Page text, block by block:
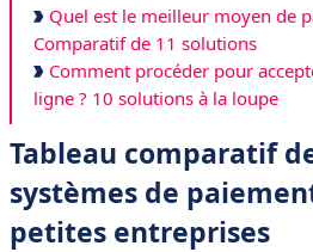
Quel est le meilleur moyen de
Comparatif de 11 solutions
Comment procéder pour
ligne ? 10 solutions à la loupe
Tableau comparatif
systèmes de
petites entreprises